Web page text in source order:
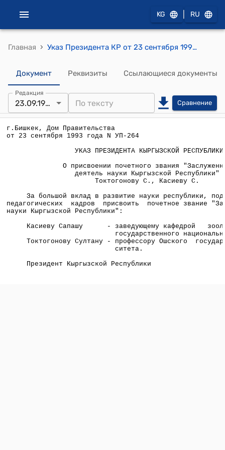
KG RU
Главная › Указ Президента КР от 23 сентября 1993 года N УП-264 "О присвоении почетного звания "Заслуженный деятель науки Кыргызской Республики" Токтогонову С., Касиеву С."
Документ Реквизиты Ссылающиеся документы
Редакция
23.09.1993 Сравнение